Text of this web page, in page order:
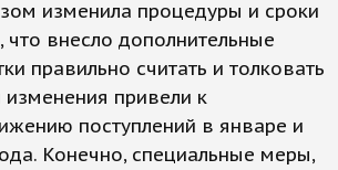
изменила процедуры и сроки
что внесло дополнительные
правильно считать и толковать
изменения привели к
поступлений в январе и
Конечно, специальные меры,